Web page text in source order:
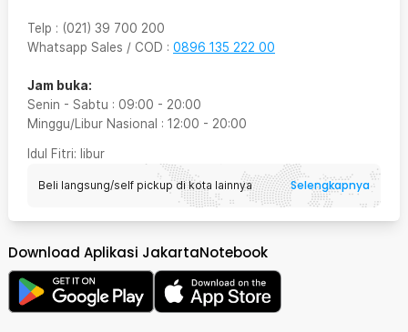
Telp : (021) 39 700 200
Whatsapp Sales / COD : 0896 135 222 00
Jam buka:
Senin - Sabtu : 09:00 - 20:00
Minggu/Libur Nasional : 12:00 - 20:00
Idul Fitri: libur
Beli langsung/self pickup di kota lainnya Selengkapnya
Download Aplikasi JakartaNotebook